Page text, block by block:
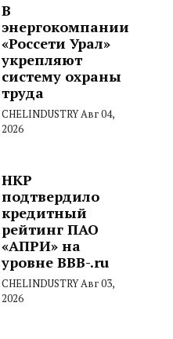
В
энергокомпании
«Россети Урал»
укрепляют
систему охраны
труда
CHELINDUSTRYАвг 04,
2026
НКР
подтвердило
кредитный
рейтинг ПАО
«АПРИ» на
уровне BBB-.ru
CHELINDUSTRYАвг 03,
2026